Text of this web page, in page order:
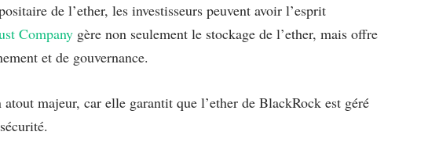
de l’ether, les investisseurs peuvent avoir l’esprit
Company gère non seulement le stockage de l’ether, mais offre
et de gouvernance.
majeur, car elle garantit que l’ether de BlackRock est géré